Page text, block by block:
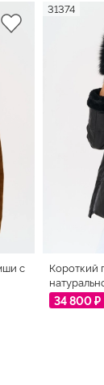
с
31374
Короткий
34 800 ₽